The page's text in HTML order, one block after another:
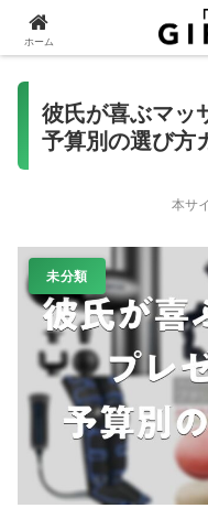
彼氏が喜ぶマッ
予算別の選び方
本サ
未分類
ホーム